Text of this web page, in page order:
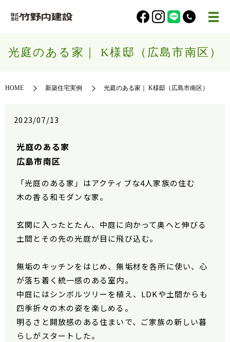
光庭のある家｜ K様邸（広島市南区）
HOME 新築住宅実例 光庭のある家｜ K様邸（広島市南区）
2023/07/13
光庭のある家
広島市南区
「光庭のある家」はアクティブな4人家族の住む
木の香る和モダンな家。
玄関に入ったとたん、中庭に向かって奥へと伸びる
土間とその先の光庭が目に飛び込む。
無垢のキッチンをはじめ、無垢材を各所に使い、心
が落ち着く統一感のある室内。
中庭にはシンボルツリーを植え、LDKや土間からも
四季折々の木の姿を楽しめる。
明るさと開放感のある住まいで、ご家族の新しい暮
らしがスタートした。